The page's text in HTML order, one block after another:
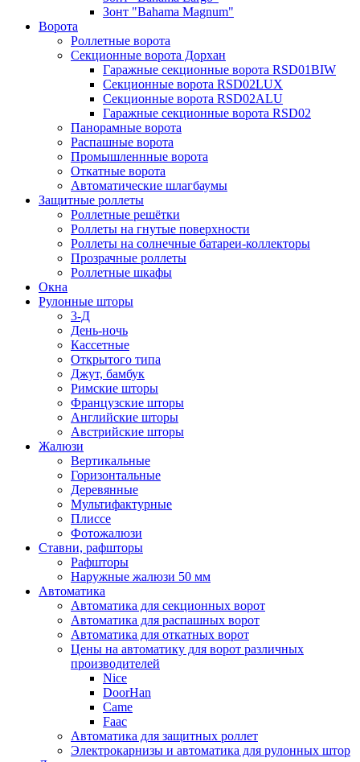
Зонт "Bahama Magnum"
Ворота
Роллетные ворота
Секционные ворота Дорхан
Гаражные секционные ворота RSD01BIW
Секционные ворота RSD02LUX
Секционные ворота RSD02ALU
Гаражные секционные ворота RSD02
Панорамные ворота
Распашные ворота
Промышленнные ворота
Откатные ворота
Автоматические шлагбаумы
Защитные роллеты
Роллетные решётки
Роллеты на гнутые поверхности
Роллеты на солнечные батареи-коллекторы
Прозрачные роллеты
Роллетные шкафы
Окна
Рулонные шторы
3-Д
День-ночь
Кассетные
Открытого типа
Джут, бамбук
Римские шторы
Французские шторы
Английские шторы
Австрийские шторы
Жалюзи
Вертикальные
Горизонтальные
Деревянные
Мультифактурные
Плиссе
Фотожалюзи
Ставни, рафшторы
Рафшторы
Наружные жалюзи 50 мм
Автоматика
Автоматика для секционных ворот
Автоматика для распашных ворот
Автоматика для откатных ворот
Цены на автоматику для ворот различных
производителей
Nice
DoorHan
Came
Faac
Автоматика для защитных роллет
Электрокарнизы и автоматика для рулонных штор